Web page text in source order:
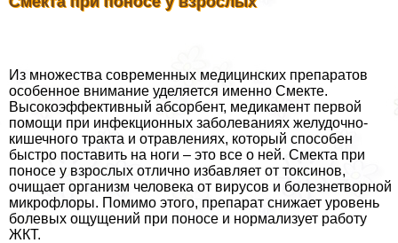
Из множества современных медицинских препаратов
особенное внимание уделяется именно Смекте.
Высокоэффективный абсорбент, медикамент первой
помощи при инфекционных заболеваниях желудочно-
кишечного тpaкта и отравлениях, который способен
быстро поставить на ноги – это все о ней. Смекта при
поносе у взрослых отлично избавляет от токсинов,
очищает организм человека от вирусов и болезнетворной
микрофлоры. Помимо этого, препарат снижает уровень
болевых ощущений при поносе и нормализует работу
ЖКТ.